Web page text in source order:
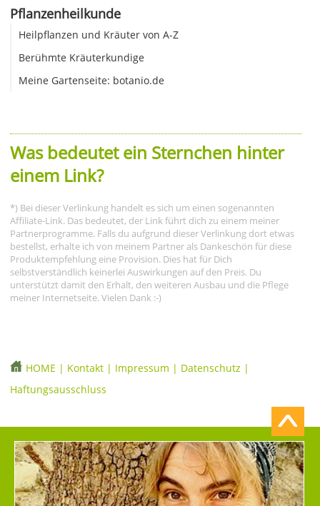
Pflanzenheilkunde
Heilpflanzen und Kräuter von A-Z
Berühmte Kräuterkundige
Meine Gartenseite: botanio.de
Was bedeutet ein Sternchen hinter
einem Link?
*) Bei dieser Verlinkung handelt es sich um einen sogenannten
Affiliate-Link. Das bedeutet, der Link führt dich zu einem meiner
Partnerprogramme. Falls du aufgrund dieser Verlinkung dort etwas
bestellst, erhalte ich von meinem Partner als Dankeschön für diese
Produktempfehlung eine Provision. Dies hat für Dich
selbstverständlich keinerlei Auswirkungen auf den Preis. Du
unterstützt damit den Erhalt, den weiteren Ausbau und die Pflege
meiner Internetseite. Vielen Dank :-)
HOME | Kontakt | Impressum | Datenschutz |
Haftungsausschluss